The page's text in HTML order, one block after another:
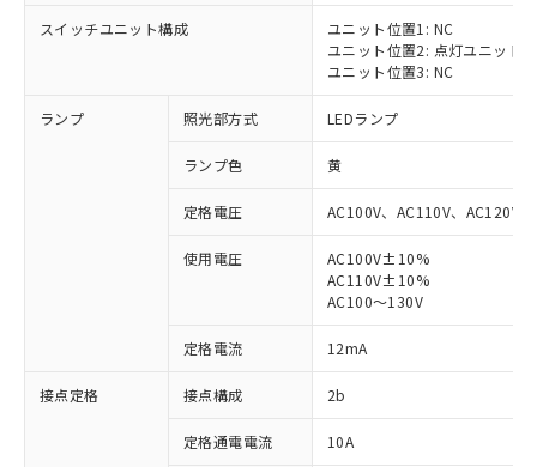
スイッチユニット構成
ユニット位置1: NC
ユニット位置2: 点灯ユニット
ユニット位置3: NC
ランプ 照光部方式 LEDランプ
ランプ色 黄
定格電圧 AC100V、AC110V、AC120V
使用電圧
AC100V±10%
AC110V±10%
AC100～130V
定格電流 12mA
接点定格 接点構成 2b
定格通電電流 10A
ご利用条件
対応済み：EU RoHS指令（10物質）の
非含有に対応した製品が提供可能な商品で
対応予定：EU RoHS指令（10物質）の非含
有に対応した製品に切り替える予定のある